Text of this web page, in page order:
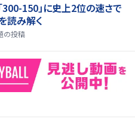
300-150」に史上2位の速さで
読み解く
の投稿